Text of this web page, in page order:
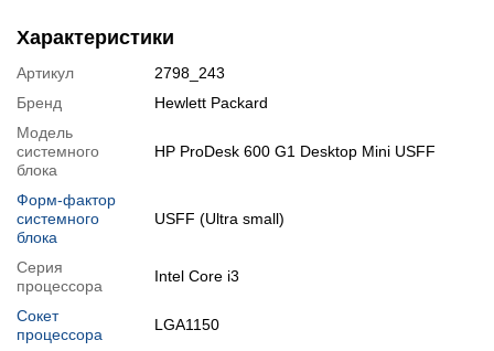
Оперативная память:
Графика:
интегрированная Intel HD Graphics 4400 (до 1792
MB с ОЗУ)
Порты:
Audio, 1x LAN (RJ-45)
Оптический привод:
Блок питания:
Состояние:
б/у (класс А: хорошее состояние; без дефектов;
могут быть следы обычного использования)
Операционная система:
Блок питания в комплекте
Характеристики
Артикул
2798_243
Бренд
Hewlett Packard
Модель
системного
блока
HP ProDesk 600 G1 Desktop Mini USFF
Форм-фактор
системного
блока
USFF (Ultra small)
Серия
процессора
Intel Core i3
Сокет
процессора
LGA1150